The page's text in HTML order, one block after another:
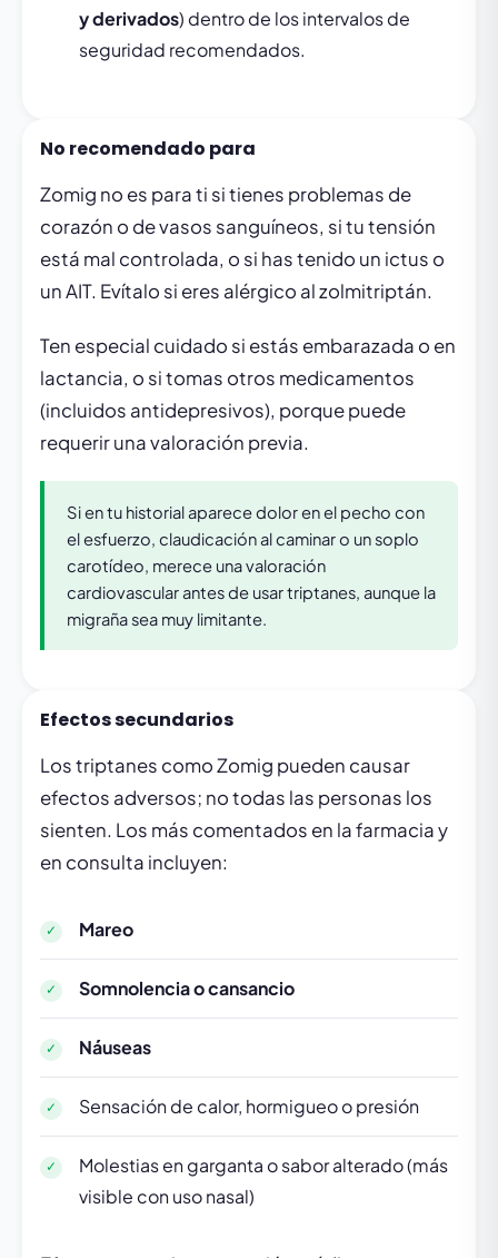
y derivados) dentro de los intervalos de
seguridad recomendados.
No recomendado para
Zomig no es para ti si tienes problemas de
corazón o de vasos sanguíneos, si tu tensión
está mal controlada, o si has tenido un ictus o
un AIT. Evítalo si eres alérgico al zolmitriptán.
Ten especial cuidado si estás embarazada o en
lactancia, o si tomas otros medicamentos
(incluidos antidepresivos), porque puede
requerir una valoración previa.
Si en tu historial aparece dolor en el pecho con
el esfuerzo, claudicación al caminar o un soplo
carotídeo, merece una valoración
cardiovascular antes de usar triptanes, aunque la
migraña sea muy limitante.
Efectos secundarios
Los triptanes como Zomig pueden causar
efectos adversos; no todas las personas los
sienten. Los más comentados en la farmacia y
en consulta incluyen:
Mareo
Somnolencia o cansancio
Náuseas
Sensación de calor, hormigueo o presión
Molestias en garganta o sabor alterado (más
visible con uso nasal)